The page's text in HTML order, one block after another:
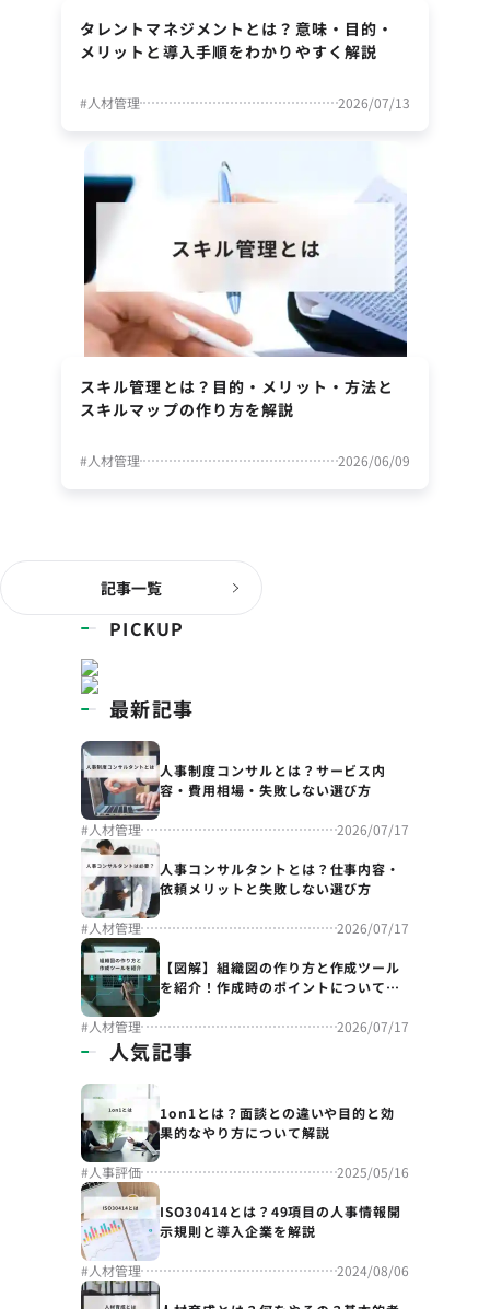
タレントマネジメントとは？意味・目的・
メリットと導入手順をわかりやすく解説
#人材管理 2026/07/13
スキル管理とは？目的・メリット・方法と
スキルマップの作り方を解説
#人材管理 2026/06/09
記事一覧
PICKUP
最新記事
人事制度コンサルとは？サービス内
容・費用相場・失敗しない選び方
#人材管理 2026/07/17
人事コンサルタントとは？仕事内容・
依頼メリットと失敗しない選び方
#人材管理 2026/07/17
【図解】組織図の作り方と作成ツール
を紹介！作成時のポイントについても
#人材管理 2026/07/17
人気記事
1on1とは？面談との違いや目的と効
果的なやり方について解説
#人事評価 2025/05/16
ISO30414とは？49項目の人事情報開
示規則と導入企業を解説
#人材管理 2024/08/06